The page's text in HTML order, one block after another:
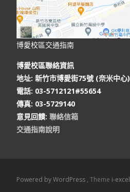
博愛校區交通指南
博愛校區聯絡資訊
地址: 新竹市博愛街75號 (奈米中心)
電話: 03-5712121#55654
傳真: 03-5729140
意見回饋: 聯絡信箱
交通指南說明
Powered by WordPress , Theme i-excel